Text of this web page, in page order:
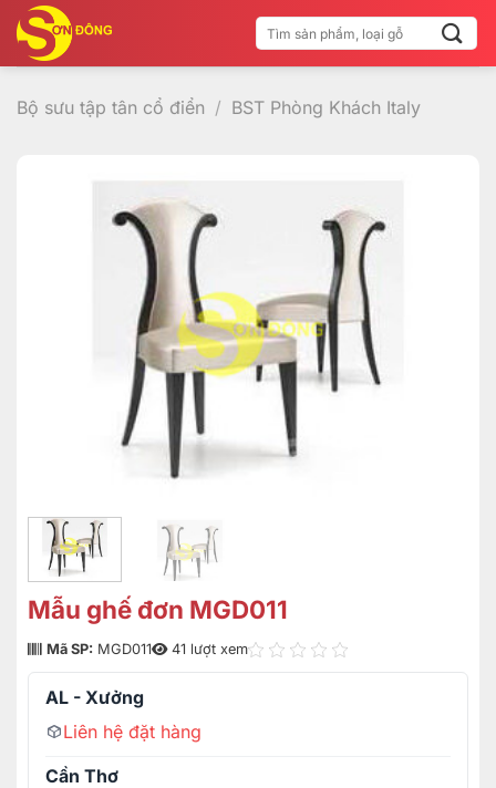
qua
nội
dung
Tìm
kiếm:
Bộ sưu tập tân cổ điển / BST Phòng Khách Italy
Mẫu ghế đơn MGD011
Mã SP: MGD011 41 lượt xem
AL - Xưởng
Liên hệ đặt hàng
Cần Thơ